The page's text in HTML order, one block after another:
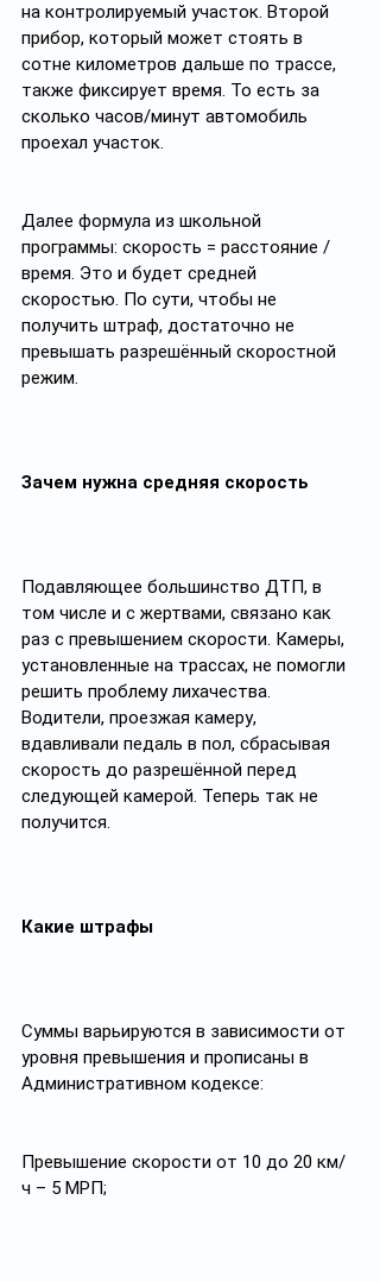
на контролируемый участок. Второй
прибор, который может стоять в
сотне километров дальше по трассе,
также фиксирует время. То есть за
сколько часов/минут автомобиль
проехал участок.
Далее формула из школьной
программы: скорость = расстояние /
время. Это и будет средней
скоростью. По сути, чтобы не
получить штраф, достаточно не
превышать разрешённый скоростной
режим.
Зачем нужна средняя скорость
Подавляющее большинство ДТП, в
том числе и с жертвами, связано как
раз с превышением скорости. Камеры,
установленные на трассах, не помогли
решить проблему лихачества.
Водители, проезжая камеру,
вдавливали педаль в пол, сбрасывая
скорость до разрешённой перед
следующей камерой. Теперь так не
получится.
Какие штрафы
Суммы варьируются в зависимости от
уровня превышения и прописаны в
Административном кодексе:
Превышение скорости от 10 до 20 км/
ч – 5 МРП;